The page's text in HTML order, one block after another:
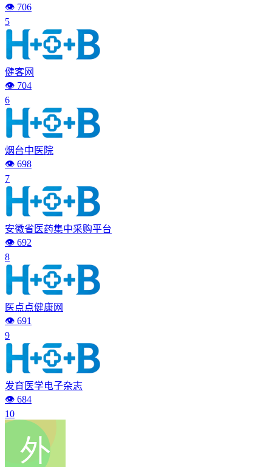
👁️ 706
5
健客网
👁️ 704
6
烟台中医院
👁️ 698
7
安徽省医药集中采购平台
👁️ 692
8
医点点健康网
👁️ 691
9
发育医学电子杂志
👁️ 684
10